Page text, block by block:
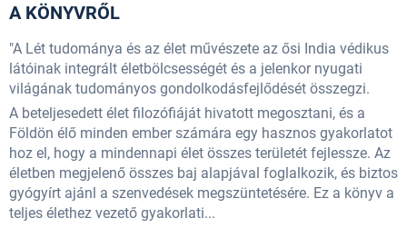
A KÖNYVRŐL
"A Lét tudománya és az élet művészete az ősi India védikus
látóinak integrált életbölcsességét és a jelenkor nyugati
világának tudományos gondolkodásfejlődését összegzi.
A beteljesedett élet filozófiáját hivatott megosztani, és a
Földön élő minden ember számára egy hasznos gyakorlatot
hoz el, hogy a mindennapi élet összes területét fejlessze. Az
életben megjelenő összes baj alapjával foglalkozik, és biztos
gyógyírt ajánl a szenvedések megszüntetésére. Ez a könyv a
teljes élethez vezető gyakorlati...